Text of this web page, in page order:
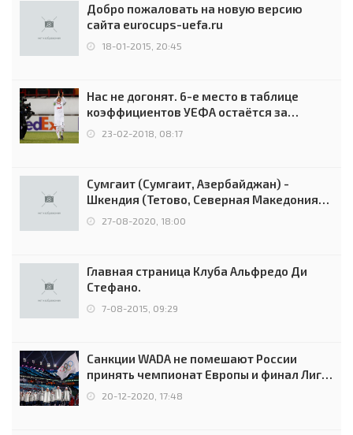
Добро пожаловать на новую версию
сайта eurocups-uefa.ru
18-01-2015, 20:45
Нас не догонят. 6-е место в таблице
коэффициентов УЕФА остаётся за
Россией
23-02-2018, 08:17
Сумгаит (Сумгаит, Азербайджан) -
Шкендия (Тетово, Северная Македония) -
0:2 (0:0)
27-08-2020, 18:00
Главная страница Клуба Альфредо Ди
Стефано.
7-08-2015, 09:29
Санкции WADA не помешают России
принять чемпионат Европы и финал Лиги
чемпионов.
20-12-2020, 17:48